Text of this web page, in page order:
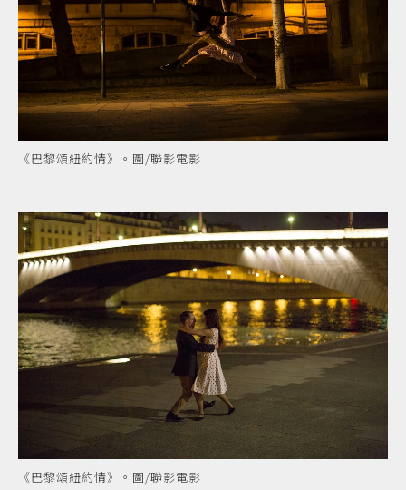
《巴黎頌紐約情》。圖/聯影電影
《巴黎頌紐約情》。圖/聯影電影